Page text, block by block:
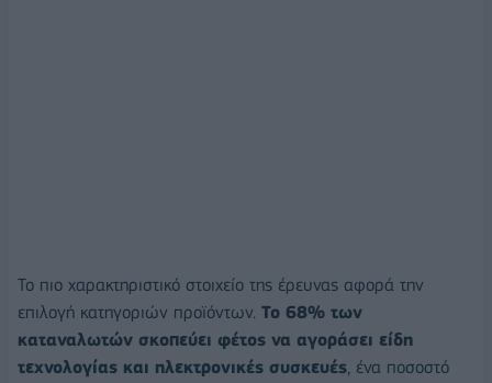
Το πιο χαρακτηριστικό στοιχείο της έρευνας αφορά την
επιλογή κατηγοριών προϊόντων. Το 68% των
καταναλωτών σκοπεύει φέτος να αγοράσει είδη
τεχνολογίας και ηλεκτρονικές συσκευές, ένα ποσοστό